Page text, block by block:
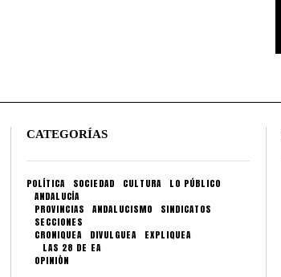
CATEGORÍAS
POLÍTICA SOCIEDAD CULTURA
LO PÚBLICO
ANDALUCÍA
PROVINCIAS
ANDALUCISMO
SINDICATOS
SECCIONES
CRONIQUEA
DIVULGUEA
EXPLIQUEA
LAS 28 DE EA
OPINIÓN